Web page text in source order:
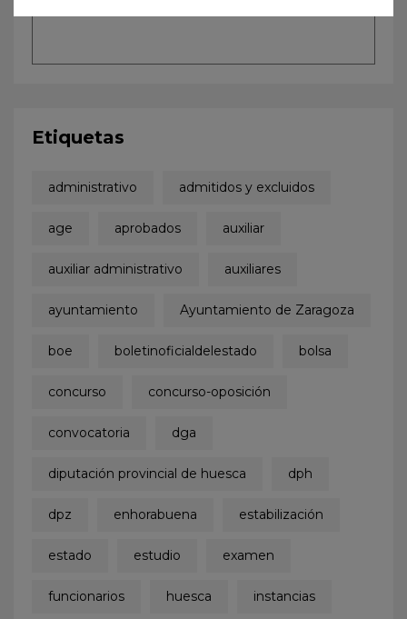
Etiquetas
administrativo admitidos y excluidos
age aprobados auxiliar
auxiliar administrativo auxiliares
ayuntamiento Ayuntamiento de Zaragoza
boe boletinoficialdelestado bolsa
concurso concurso-oposición
convocatoria dga
diputación provincial de huesca dph
dpz enhorabuena estabilización
estado estudio examen
funcionarios huesca instancias